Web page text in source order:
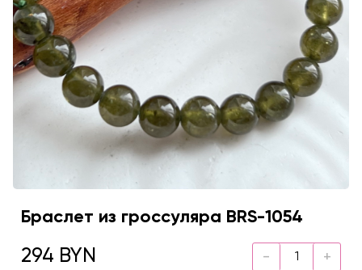
Браслет из гроссуляра BRS-1054
294 BYN